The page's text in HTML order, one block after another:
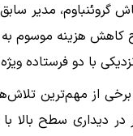
گروئنباوم، مدیر
کاهش هزینه موسوم
با دو فرستاده
برخی از مهم‌ترین
سطح بالا با